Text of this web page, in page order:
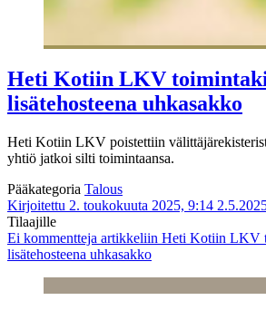
Heti Kotiin LKV
lisätehosteena uhkasakko
Heti Kotiin LKV poistettiin
yhtiö jatkoi silti toimintaansa.
Pääkategoria Talous
Kirjoitettu 2. toukokuuta 2025, 9:14
Tilaajille
Ei kommentteja artikkeliin Heti Kotiin LKV
lisätehosteena uhkasakko